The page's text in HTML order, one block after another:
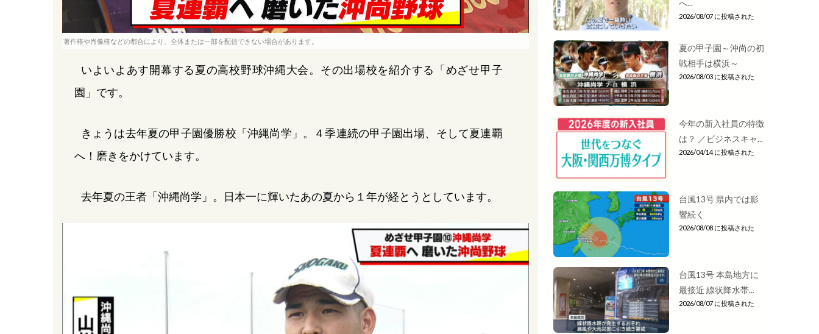
著作権や肖像権などの都合により、全体または一部を配信できない場合があります。
いよいよあす開幕する夏の高校野球沖縄大会。その出場校を紹介する「めざせ甲子
園」です。
きょうは去年夏の甲子園優勝校「沖縄尚学」。４季連続の甲子園出場、そして夏連覇
へ！磨きをかけています。
去年夏の王者「沖縄尚学」。日本一に輝いたあの夏から１年が経とうとしています。
へ...
2026/08/07 に投稿された
夏の甲子園～沖尚の初
戦相手は横浜～
2026/08/03 に投稿された
今年の新入社員の特徴
は？ ／ビジネスキャ...
2026/04/14 に投稿された
台風13号 県内では影
響続く
2026/08/08 に投稿された
台風13号 本島地方に
最接近 線状降水帯...
2026/08/07 に投稿された